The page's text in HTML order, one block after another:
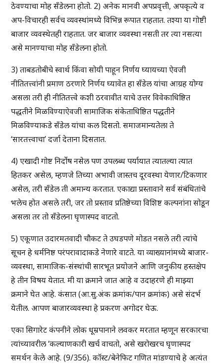
ठेवण्याचा मोह सँडेलना होतो. 2) अनेक मानवी अपप्रवृत्ती, अपकृत्ये व
अप-विचारही सर्वच व्यवस्थांमध्ये विभिन्न रूपात राहतात. तश्या या गोष्टी
बाजार व्यवस्थेतही राहतात. जर बाजार व्यवस्था नसती तर त्या नसत्या
असे मानण्याचा मोह सँडेलना होतो.
3) ताबडतोबीचे स्वार्थ किंवा सोयी पाहून निर्णय घ्यायच्या ऐवजी
नीतितत्त्वांनी प्रमाण ठरणारे निर्णय घ्यावेत हा सँडेल यांचा आग्रह योग्य
असला तरी ही नीतितत्त्वे कशी ठरवावीत याचे उत्तर विवेकाधिष्ठित
पद्धतीने मिळविण्याऐवजी सामाजिक संकेताधिष्ठित पद्धतीने
मिळविण्याकडे सँडेल यांचा कल दिसतो. समाजमान्यतेला ते
‘सारतत्त्वाचा’ दर्जा देताना दिसतात.
4) एखादी गोष्ट निर्दोष नसेल पण उपलब्ध पर्यायात त्यातल्या त्यात
हितकर असेल, म्हणजे तिच्या अभावी जास्तच दूरवस्था येणार/टिकणार
असेल, तरी सँडेल ती अमान्य करतात. एकाद्या प्रस्तावाने सर्व संबंधितांचे
भलेच होत असले तरी, जर तो प्रस्ताव प्रतिष्ठेच्या विशिष्ट कल्पनांना सोडून
असला तर तो सँडेलना घृणास्पद वाटतो.
5) एकूणात उदारमतवादी चौकट ते उघडपणे मोडत नसले तरी त्यांचे
सूचन हे धर्मनिष्ठ परंपरावादाकडे नेणारे वाटते. या व्याख्यानांमध्ये बाजार-
व्यवस्था, सामाजिक-संस्थांची सारभूत प्रयोजने आणि जनुकीय हस्तक्षेप
हे तीन विषय येतात. मी या क्रमाने जात आहे व उदाहरणे ही माझ्या
क्रमाने घेत आहे. कंसात (आ.सु.अंक क्रमांक/पान क्रमांक) असे संदर्भ
येतील. आपण बाजारव्यवस्था हे प्रकरण अगोदर घेऊ.
एका सिगारेट कंपनीने लोक धूम्रपानाने लवकर मरतात म्हणून सरकारचा
त्यांच्यावरील ‘कल्याणकारी खर्च वाचतो, असे खरोखरच घृणास्पद
समर्थन केले आहे. (9/356). कॉस्ट/बेनेफिट गणित मांडण्याचे हे अत्यंत